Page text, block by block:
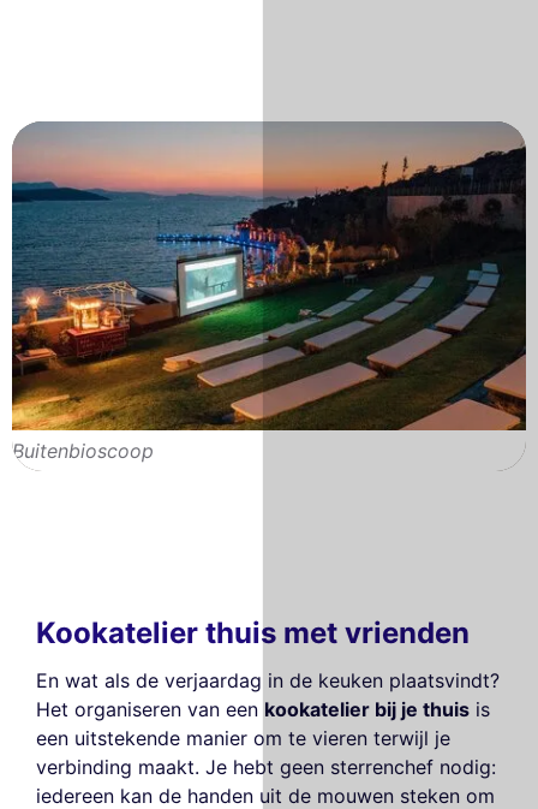
Buitenbioscoop
Kookatelier thuis met vrienden
En wat als de verjaardag in de keuken plaatsvindt?
Het organiseren van een kookatelier bij je thuis is
een uitstekende manier om te vieren terwijl je
verbinding maakt. Je hebt geen sterrenchef nodig:
iedereen kan de handen uit de mouwen steken om